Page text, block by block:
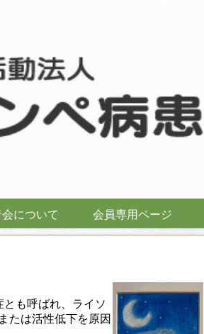
について 会員専用ページ
も呼ばれ、ライソ
たは活性低下を原因